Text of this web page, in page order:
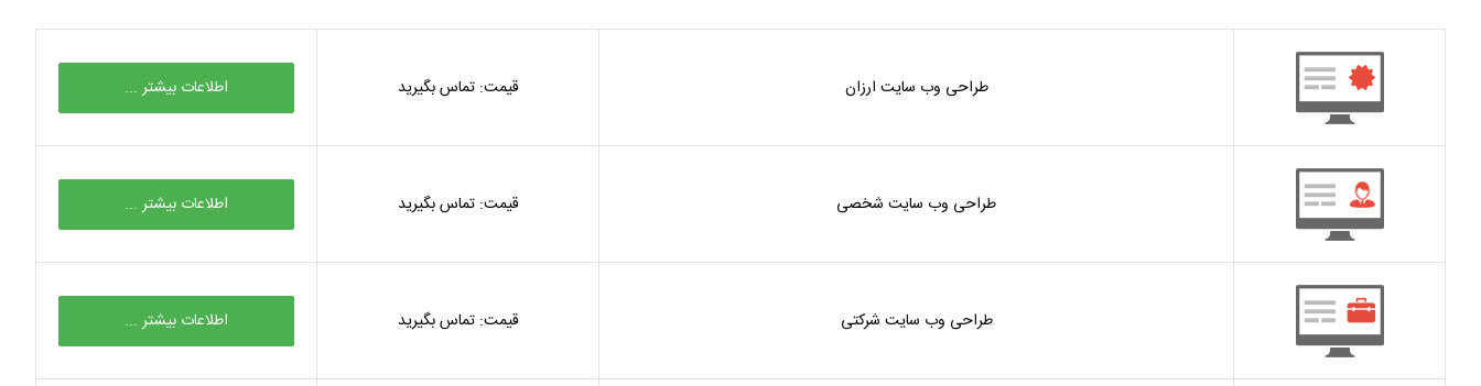
طراحی وب سایت ارزان قیمت: تماس بگیرید اطلاعات بیشتر ...
طراحی وب سایت شخصی قیمت: تماس بگیرید اطلاعات بیشتر ...
طراحی وب سایت شرکتی قیمت: تماس بگیرید اطلاعات بیشتر ...